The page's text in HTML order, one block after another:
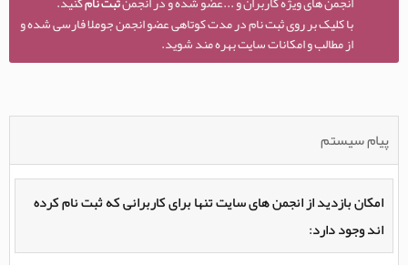
با کلیک بر روی ثبت نام در مدت کوتاهی عضو انجمن جوملا فارسی شده و
از مطالب و امکانات سایت بهره مند شوید.
پیام سیستم
امکان بازدید از انجمن های سایت تنها برای کاربرانی که ثبت نام کرده
اند وجود دارد: